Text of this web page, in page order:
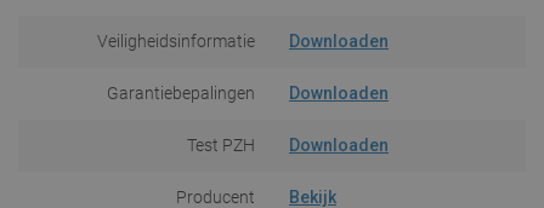
Veiligheidsinformatie Downloaden
Garantiebepalingen Downloaden
Test PZH Downloaden
Producent Bekijk